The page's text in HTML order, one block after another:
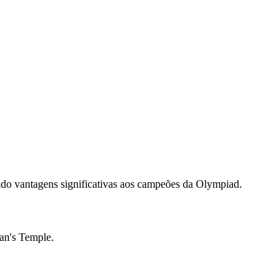
vantagens significativas aos campeões da Olympiad.
Temple.